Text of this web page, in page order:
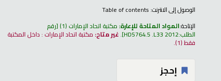
الوصول إلى الانترنت: Table of contents
الإتاحة:المواد المتاحة للإعارة: مكتبة اتحاد الإمارات (1) رقم
الطلب:HD5764.5 .L33 2012
.غير متاح: مكتبة اتحاد الإمارات : داخل المكتبة
فقط(1).
إحجز